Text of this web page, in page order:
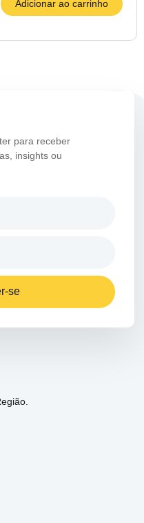
Adicionar ao carrinho
para receber
insights ou
se